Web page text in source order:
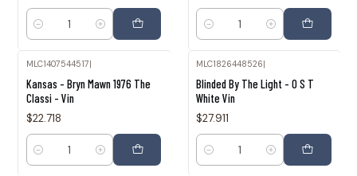
Cantidad Cantidad
MLC1407544517
Kansas - Bryn Mawn 1976 The
Classi - Vin
$22.718
Cantidad
MLC1826448526
Blinded By The Light - O S T
White Vin
$27.911
Cantidad